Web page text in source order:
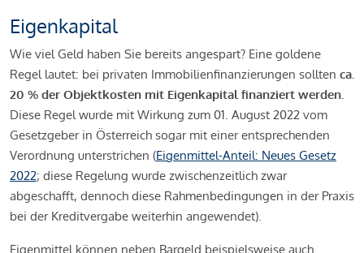
Eigenkapital
Wie viel Geld haben Sie bereits angespart? Eine goldene
Regel lautet: bei privaten Immobilienfinanzierungen sollten ca.
20 % der Objektkosten mit Eigenkapital finanziert werden.
Diese Regel wurde mit Wirkung zum 01. August 2022 vom
Gesetzgeber in Österreich sogar mit einer entsprechenden
Verordnung unterstrichen (Eigenmittel-Anteil: Neues Gesetz
2022; diese Regelung wurde zwischenzeitlich zwar
abgeschafft, dennoch diese Rahmenbedingungen in der Praxis
bei der Kreditvergabe weiterhin angewendet).
Eigenmittel können neben Bargeld beispielsweise auch